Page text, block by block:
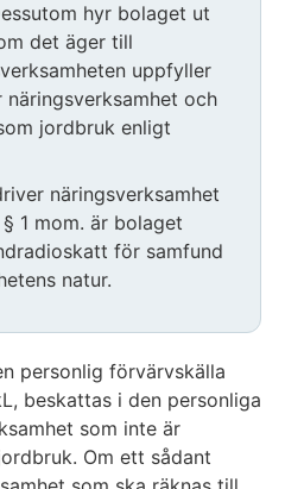
hyr bolaget ut
det äger till
uppfyller
och
jordbruk enligt
näringsverksamhet
1 mom. är bolaget
för samfund
natur.
personlig förvärvskälla
beskattas i den personliga
som inte är
Om ett sådant